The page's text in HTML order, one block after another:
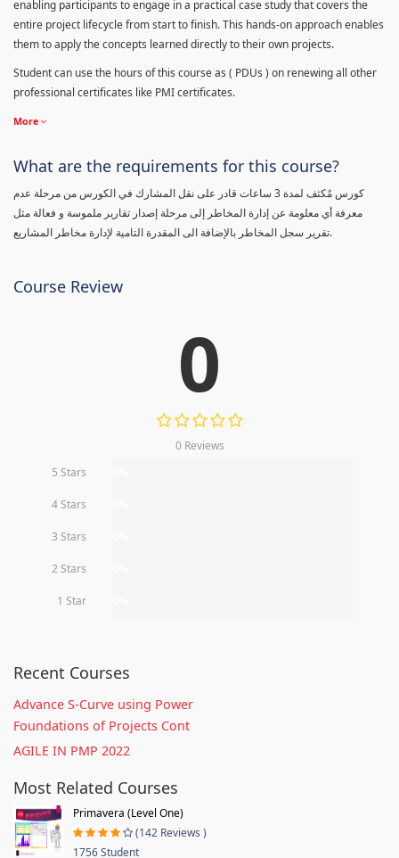
enabling participants to engage in a practical case study that covers the
entire project lifecycle from start to finish. This hands-on approach enables
them to apply the concepts learned directly to their own projects.
Student can use the hours of this course as ( PDUs ) on renewing all other
professional certificates like PMI certificates.
More
What are the requirements for this course?
كورس مٌكثف لمدة 3 ساعات قادر على نقل المشارك في الكورس من مرحلة عدم
معرفة أي معلومة عن إدارة المخاطر إلى مرحلة إصدار تقارير ملموسة و فعالة مثل
تقرير سجل المخاطر بالإضافة الى المقدرة التامية لإدارة مخاطر المشاريع.
Course Review
0
0 Reviews
5 Stars
4 Stars
3 Stars
2 Stars
1 Star
Recent Courses
Advance S-Curve using Power
Foundations of Projects Cont
AGILE IN PMP 2022
Most Related Courses
Primavera (Level One)
(142 Reviews )
1756 Student